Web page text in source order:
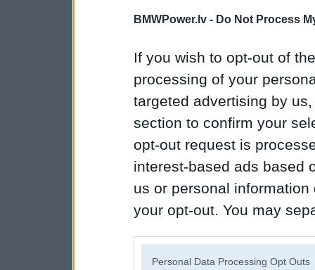
BMWPower.lv - Do Not Process
If you wish to opt-out of
processing of your
targeted advertising by
section to confirm your
opt-out request is
interest-based ads based
us or personal
your opt-out. You may
Personal Data Processing Opt Outs